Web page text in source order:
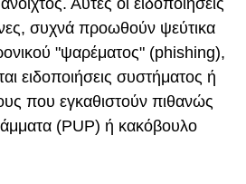
συχνά προωθούν ψεύτικα
"ψαρέματος" (phishing),
ειδοποιήσεις συστήματος ή
που εγκαθιστούν πιθανώς
(PUP) ή κακόβουλο